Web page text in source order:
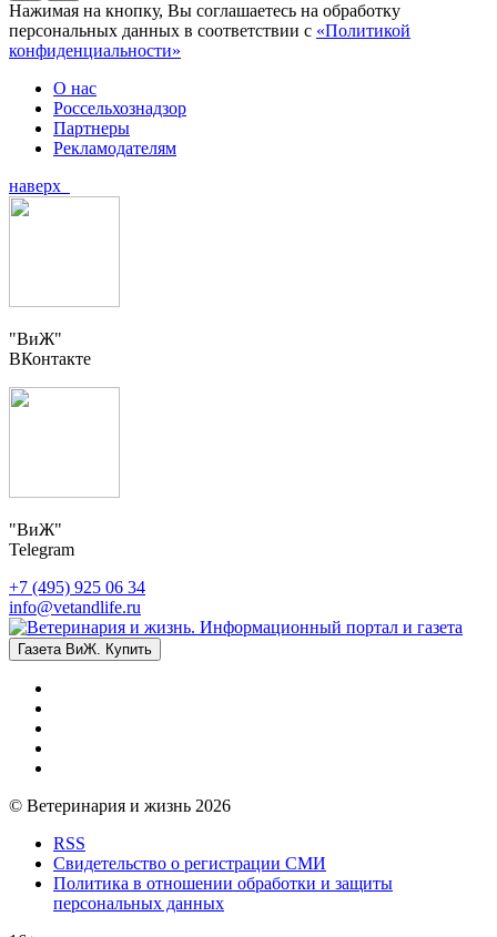
Нажимая на кнопку, Вы соглашаетесь на обработку
персональных данных в соответствии с «Политикой
конфиденциальности»
О нас
Россельхознадзор
Партнеры
Рекламодателям
наверх
"ВиЖ"
ВКонтакте
"ВиЖ"
Telegram
+7 (495) 925 06 34
info@vetandlife.ru
Газета ВиЖ. Купить
© Ветеринария и жизнь 2026
RSS
Свидетельство о регистрации СМИ
Политика в отношении обработки и защиты
персональных данных